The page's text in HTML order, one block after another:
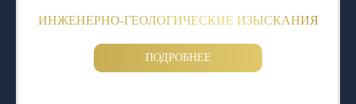
ИНЖЕНЕРНО-ГЕОЛОГИЧЕСКИЕ ИЗЫСКАНИЯ
ПОДРОБНЕЕ